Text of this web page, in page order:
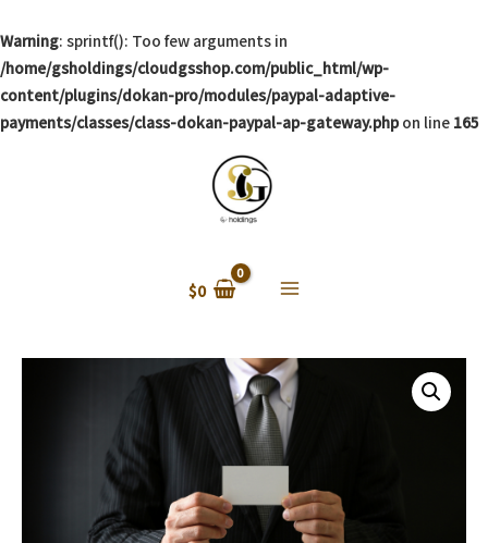
Warning: sprintf(): Too few arguments in
/home/gsholdings/cloudgsshop.com/public_html/wp-
content/plugins/dokan-pro/modules/paypal-adaptive-
payments/classes/class-dokan-paypal-ap-gateway.phpon line 165
$0